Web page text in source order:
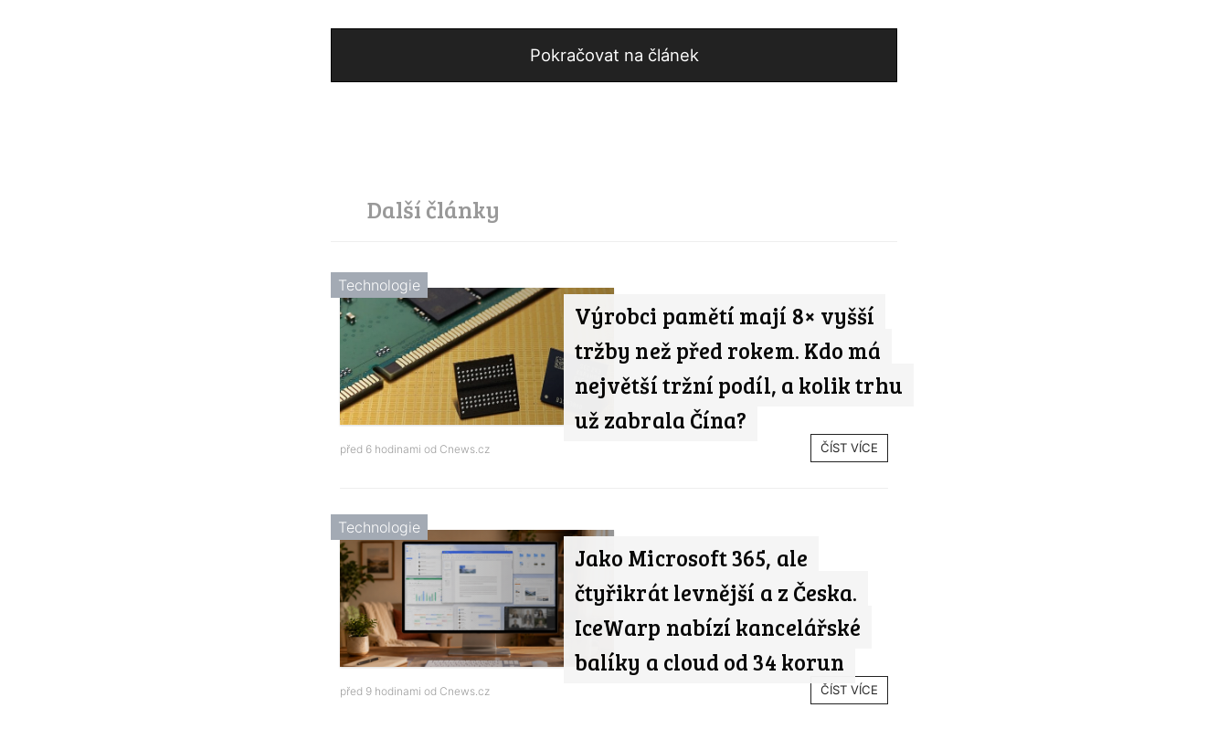
Pokračovat na článek
Další články
Výrobci pamětí mají 8× vyšší
tržby než před rokem. Kdo má
největší tržní podíl, a kolik trhu
už zabrala Čína?
Technologie
před 6 hodinami od Cnews.cz ČÍST VÍCE
Jako Microsoft 365, ale
čtyřikrát levnější a z Česka.
IceWarp nabízí kancelářské
balíky a cloud od 34 korun
Technologie
před 9 hodinami od Cnews.cz ČÍST VÍCE